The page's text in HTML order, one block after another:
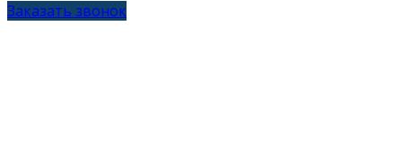
Заказать звонок